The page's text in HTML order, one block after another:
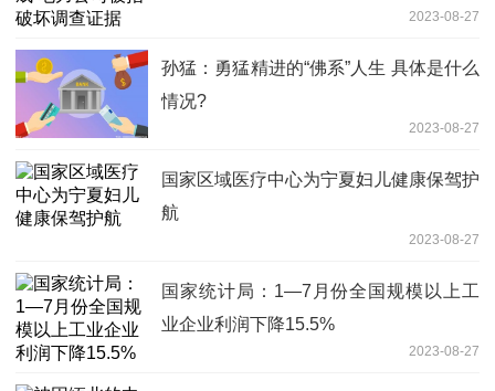
2023-08-27
孙猛：勇猛精进的“佛系”人生 具体是什么
情况?
2023-08-27
国家区域医疗中心为宁夏妇儿健康保驾护
航
2023-08-27
国家统计局：1—7月份全国规模以上工
业企业利润下降15.5%
2023-08-27